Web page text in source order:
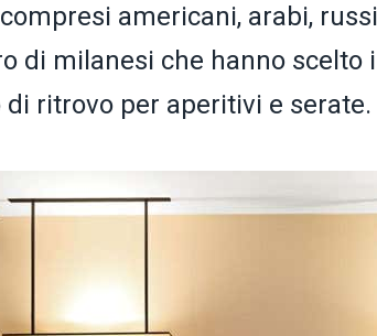
americani, arabi,
di milanesi che hanno scelto
di ritrovo per aperitivi e serate.